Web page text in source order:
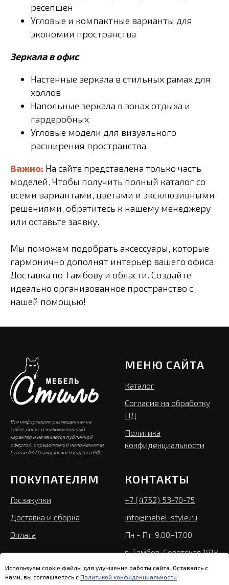
ресепшен
Угловые и компактные варианты для
экономии пространства
Зеркала в офис
Настенные зеркала в стильных рамах для
холлов
Напольные зеркала в зонах отдыха и
гардеробных
Угловые модели для визуального
расширения пространства
Важно: На сайте представлена только часть
моделей. Чтобы получить полный каталог со
всеми вариантами, цветами и эксклюзивными
решениями, обратитесь к нашему менеджеру
или оставьте заявку.
Мы поможем подобрать аксессуары, которые
гармонично дополнят интерьер вашего офиса.
Доставка по Тамбову и области. Создайте
идеально организованное пространство с
нашей помощью!
Вся информация, размещенная на
сайте, носит ознакомительный
характер и не является публичной
офертой, определяемой положениями
Статьи 437 Гражданского кодекса РФ.
МЕНЮ САЙТА
Каталог
Согласие на обработку
ПД
Политика
конфиденциальности
ПОКУПАТЕЛЯМ
Госзакупки
Доставка и сборка
Оплата
КОНТАКТЫ
+7 (4752) 53-70-75
info@mebel-style.ru
Пн - Пт: 9.00–17.00
г. Тамбов, Советская 191К
Используем cookie файлы для улучшения работы сайта. Оставаясь с
нами, вы соглашаетесь с Политикой конфиденциальности